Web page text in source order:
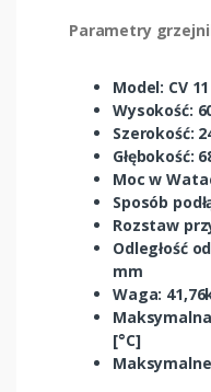
Parametry
Model: CV 11
Wysokość:
Szerokość:
Głębokość:
Moc w
Sposób
Rozstaw
Odległość
mm
Waga:
[°C]